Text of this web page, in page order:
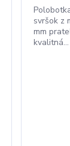
svršok z
mm
kvalitná...